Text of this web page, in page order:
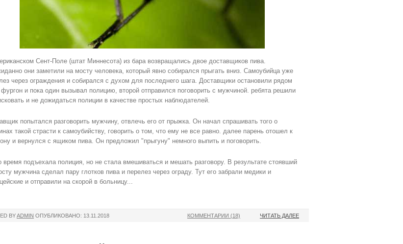
Сент-Поле (штат Миннесота) из бара возвращались двое доставщиков пива.
они заметили на мосту человека, который явно собирался прыгать вниз. Самоубийца уже
через ограждения и собирался с духом для последнего шага. Доставщики остановили рядом
и пока один вызывал полицию, второй отправился поговорить с мужчиной. ребята решили
и не дожидаться полиции в качестве простых наблюдателей.
попытался разговорить мужчину, отвлечь его от прыжка. Он начал спрашивать того о
такой страсти к самоубийству, говорить о том, что ему не все равно. далее парень отошел к
и вернулся с ящиком пива. Он предложил "прыгуну" немного выпить и поговорить.
время подъехала полиция, но не стала вмешиваться и мешать разговору. В результате стоявший
мужчина сделал пару глотков пива и перелез через ограду. Тут его забрали медики и
и отправили на скорой в больницу...
BYADMIN ОПУБЛИКОВАНО: 13.11.2018 ЧИТАТЬ ДАЛЕЕ
КОММЕНТАРИИ (18)